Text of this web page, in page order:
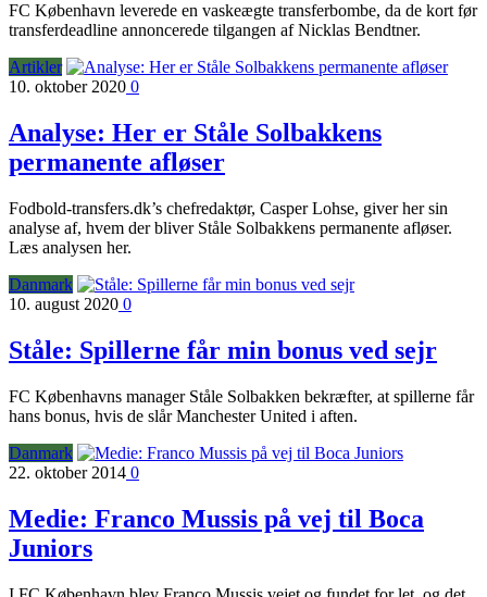
FC København leverede en vaskeægte transferbombe, da de kort før
transferdeadline annoncerede tilgangen af Nicklas Bendtner.
Artikler
10. oktober 2020 0
Analyse: Her er Ståle Solbakkens
permanente afløser
Fodbold-transfers.dk’s chefredaktør, Casper Lohse, giver her sin
analyse af, hvem der bliver Ståle Solbakkens permanente afløser.
Læs analysen her.
Danmark
10. august 2020 0
Ståle: Spillerne får min bonus ved sejr
FC Københavns manager Ståle Solbakken bekræfter, at spillerne får
hans bonus, hvis de slår Manchester United i aften.
Danmark
22. oktober 2014 0
Medie: Franco Mussis på vej til Boca
Juniors